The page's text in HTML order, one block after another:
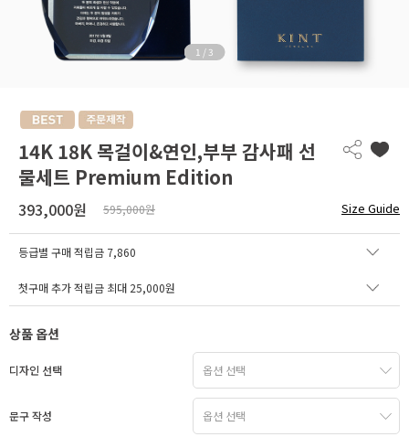
1 / 3
14K 18K 목걸이&연인,부부 감사패 선
물세트 Premium Edition
393,000원 595,000원 Size Guide
등급별 구매 적립금 7,860
첫구매 추가 적립금 최대 25,000원
상품 옵션
디자인 선택
문구 작성